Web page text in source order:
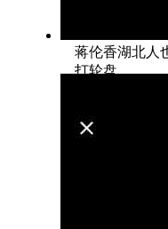
蒋伦香湖北人
打轮盘